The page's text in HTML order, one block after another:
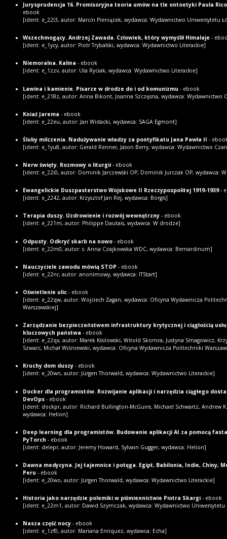
Jurysprudencja 16. Promisoryjna teoria umów na tle ontoetyki Paula
ebook
[ident: e_22l3, autor: Marcin Pieniążek, wydawca: Wydawnictwo Uniwersytetu
Wszechmogący. Andrzej Zawada. Człowiek, który wymyślił Himalaje -
[ident: e_1ycy, autor: Piotr Trybalski, wydawca: Wydawnictwo Literackie]
Niemoralna. Kalina - ebook
[ident: e_1zzv, autor: Ula Ryciak, wydawca: Wydawnictwo Literackie]
Lawina i kamienie. Pisarze w drodze do i od komunizmu - ebook
[ident: e_218z, autor: Anna Bikont, Joanna Szczęsna, wydawca: Wydawnictwo
Kniaź Jarema - ebook
[ident: e_22eu, autor: Jan Widacki, wydawca: SAGA Egmont]
Śluby milczenia. Nadużywanie władzy za pontyfikatu Jana Pawła II -
[ident: e_1yu8, autor: Gerald Renner, Jason Berry, wydawca: Wydawnictwo
Nerw święty. Rozmowy o liturgii- ebook
[ident: e_22i0, autor: Dominik Jarczewski OP, Dominik Jurczak OP, wydawca:
Ewangelickie Duszpasterstwo Wojskowe II Rzeczypospolitej 1919-1939-
[ident: e_2242, autor: Krzysztof Jan Rej, wydawca: Borgis]
Terapia duszy. Uzdrowienie i rozwój wewnętrzny- ebook
[ident: e_221m, autor: Philippe Dautais, wydawca: W drodze]
Odpusty. Odkryć skarb na nowo- ebook
[ident: e_22m0, autor: s. Anna Czajkowska WDC, wydawca: Bernardinum]
Nauczyciele zawodu mówią STOP - ebook
[ident: e_22nr, autor: anonimowy, wydawca: ITStart]
Oświetlenie ulic- ebook
[ident: e_22qw, autor: Wojciech Żagan, wydawca: Oficyna Wydawnicza
Warszawskiej]
Zarządzanie bezpieczeństwem infrastruktury krytycznej i ciągłością
kluczowych państwa - ebook
[ident: e_22qx, autor: Marek Kisilowski, Witold Skomra, Justyna Smagowicz,
Szwarc, Michał Wiśniewski, wydawca: Oficyna Wydawnicza Politechniki
Kruchy dom duszy- ebook
[ident: e_20wn, autor: Jürgen Thorwald, wydawca: Wydawnictwo Literackie]
Docker dla programistów. Rozwijanie aplikacji i narzędzia ciągłego
DevOps- ebook
[ident: dockpr, autor: Richard Bullington-McGuire, Michael Schwartz, Andrew
wydawca: Helion]
Deep learning dla programistów. Budowanie aplikacji AI za pomocą
PyTorch - ebook
[ident: delepr, autor: Jeremy Howard, Sylvain Gugger, wydawca: Helion]
Dawna medycyna. Jej tajemnice i potęga. Egipt, Babilonia, Indie, Chiny,
Peru - ebook
[ident: e_20wo, autor: Jürgen Thorwald, wydawca: Wydawnictwo Literackie]
Historia jako narzędzie polemiki w piśmiennictwie Piotra Skargi- ebook
[ident: e_22m1, autor: Dawid Szymczak, wydawca: Wydawnictwo Uniwersytetu
Nasza część nocy- ebook
[ident: e_1zf0, autor: Mariana Enriquez, wydawca: Echa]